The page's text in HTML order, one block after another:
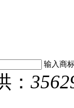
输入商
：